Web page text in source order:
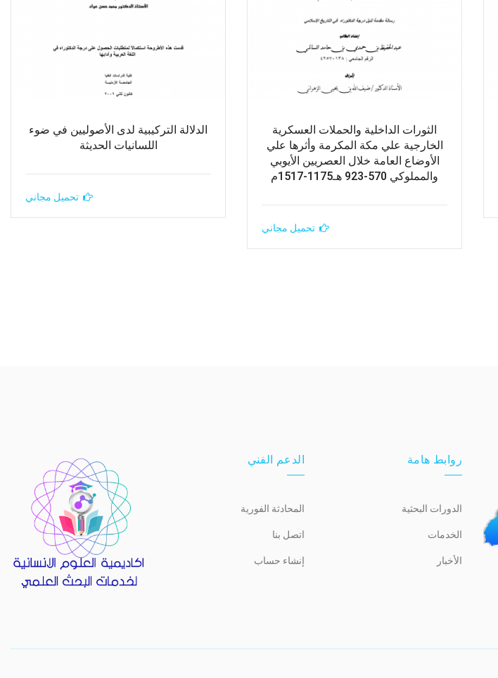
الثورات الداخلية والحملات العسكرية
الخارجية علي مكة المكرمة وأثرها علي
الأوضاع العامة خلال العصريين الأيوبي
والمملوكي 570-923 هـ1175-1517م
تحميل مجاني
الدلالة التركيبية لدى الأصوليين في ضوء
اللسانيات الحديثة
تحميل مجاني
روابط هامة
الدورات البحثية
الخدمات
الأخبار
الدعم الفني
المحادثة الفورية
اتصل بنا
إنشاء حساب